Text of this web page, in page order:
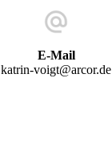
E-Mail
katrin-voigt@arcor.de